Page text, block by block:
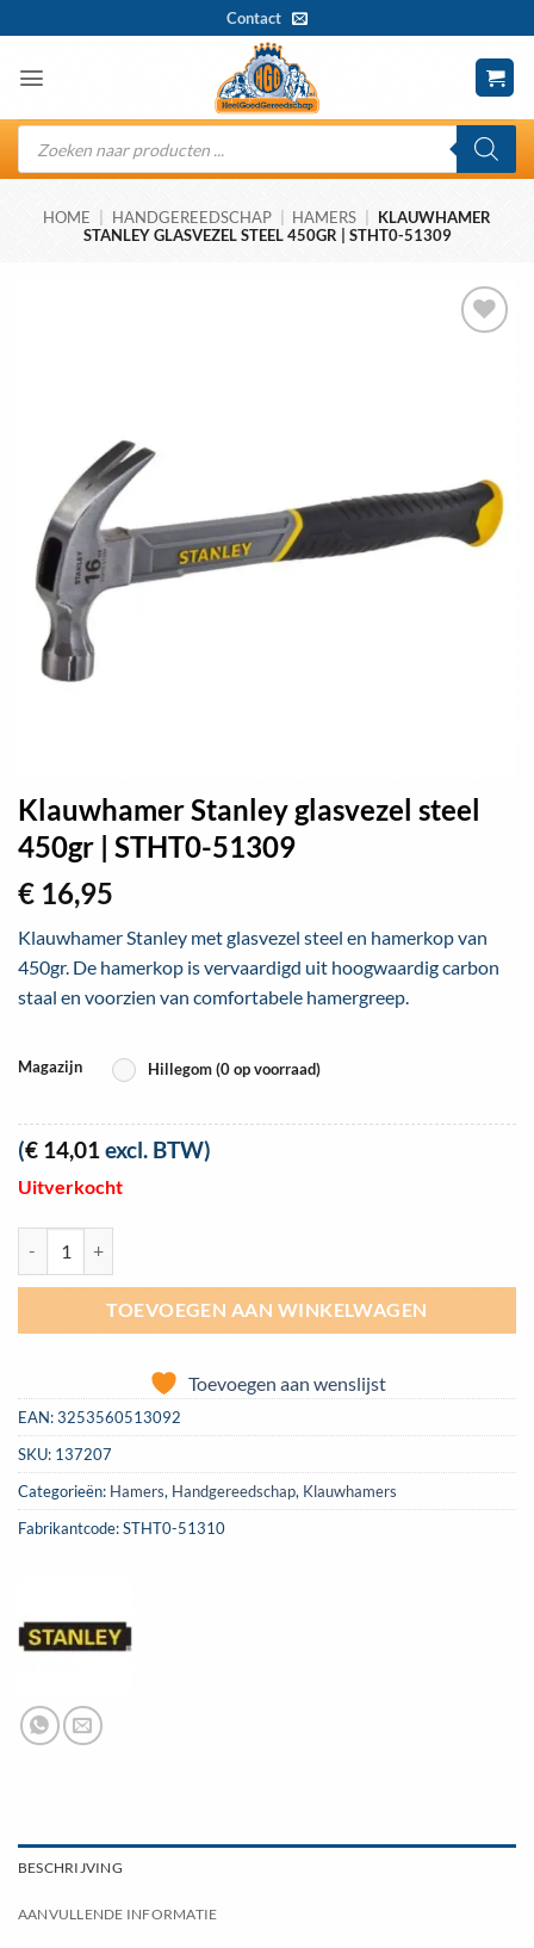
naar
inhoud
Contact
Producten
zoeken
HOME HANDGEREEDSCHAP HAMERS
KLAUWHAMER
STANLEY GLASVEZEL STEEL 450GR | STHT0-51309
Klauwhamer Stanley glasvezel steel
450gr | STHT0-51309
€ 16,95
Klauwhamer Stanley met glasvezel steel en hamerkop van
450gr. De hamerkop is vervaardigd uit hoogwaardig carbon
staal en voorzien van comfortabele hamergreep.
Magazijn Hillegom (0 op voorraad)
(€ 14,01excl. BTW)
Uitverkocht
TOEVOEGEN AAN WINKELWAGEN
Toevoegen aan wenslijst
EAN:3253560513092
SKU: 137207
Categorieën: Hamers, Handgereedschap, Klauwhamers
Fabrikantcode: STHT0-51310
BESCHRIJVING
AANVULLENDE INFORMATIE